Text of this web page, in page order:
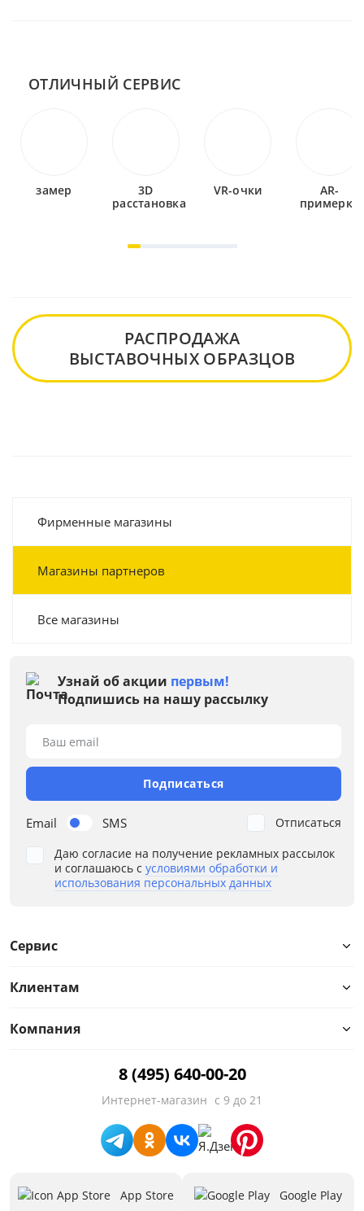
ОТЛИЧНЫЙ СЕРВИС
замер
3D
расстановка
VR-очки
AR-
примерка
РАСПРОДАЖА
ВЫСТАВОЧНЫХ ОБРАЗЦОВ
Фирменные магазины
Магазины партнеров
Все магазины
Узнай об акции первым!
Подпишись на нашу рассылку
Email SMS
Ваш email
Подписаться
Даю согласие на получение рекламных рассылок
и соглашаюсь с условиями обработки и
использования персональных данных
Отписаться
Сервис
Клиентам
Компания
8 (495) 640-00-20
Интернет-магазин с 9 до 21
App Store Google Play